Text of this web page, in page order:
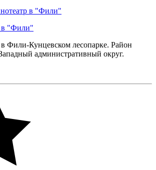
в "Фили"
Фили-Кунцевском лесопарке. Район
административный округ.